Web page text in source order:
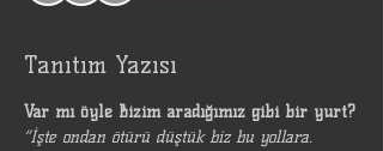
Tanıtım Yazısı
Var mı öyle Bizim aradığımız gibi bir yurt?
“İşte ondan ötürü düştük biz bu yollara.